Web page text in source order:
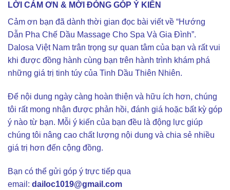
LỜI CẢM ƠN & MỜI ĐÓNG GÓP Ý KIẾN
Cảm ơn bạn đã dành thời gian đọc bài viết về “Hướng
Dẫn Pha Chế Dầu Massage Cho Spa Và Gia Đình”.
Dalosa Việt Nam trân trọng sự quan tâm của bạn và rất vui
khi được đồng hành cùng bạn trên hành trình khám phá
những giá trị tinh túy của Tinh Dầu Thiên Nhiên.
Để nội dung ngày càng hoàn thiện và hữu ích hơn, chúng
tôi rất mong nhận được phản hồi, đánh giá hoặc bất kỳ góp
ý nào từ bạn. Mỗi ý kiến của bạn đều là động lực giúp
chúng tôi nâng cao chất lượng nội dung và chia sẻ nhiều
giá trị hơn đến cộng đồng.
Bạn có thể gửi góp ý trực tiếp qua
email: dailoc1019@gmail.com